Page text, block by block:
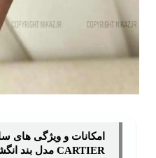
امکانات و ویژگی های